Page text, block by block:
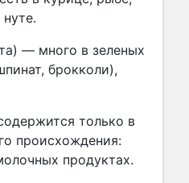
— много в зеленых
брокколи),
только в
происхождения:
продуктах.